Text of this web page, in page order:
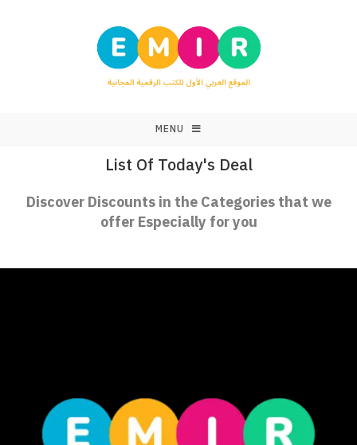
MENU
List Of Today's Deal
Discover Discounts in the Categories that we
offer Especially for you